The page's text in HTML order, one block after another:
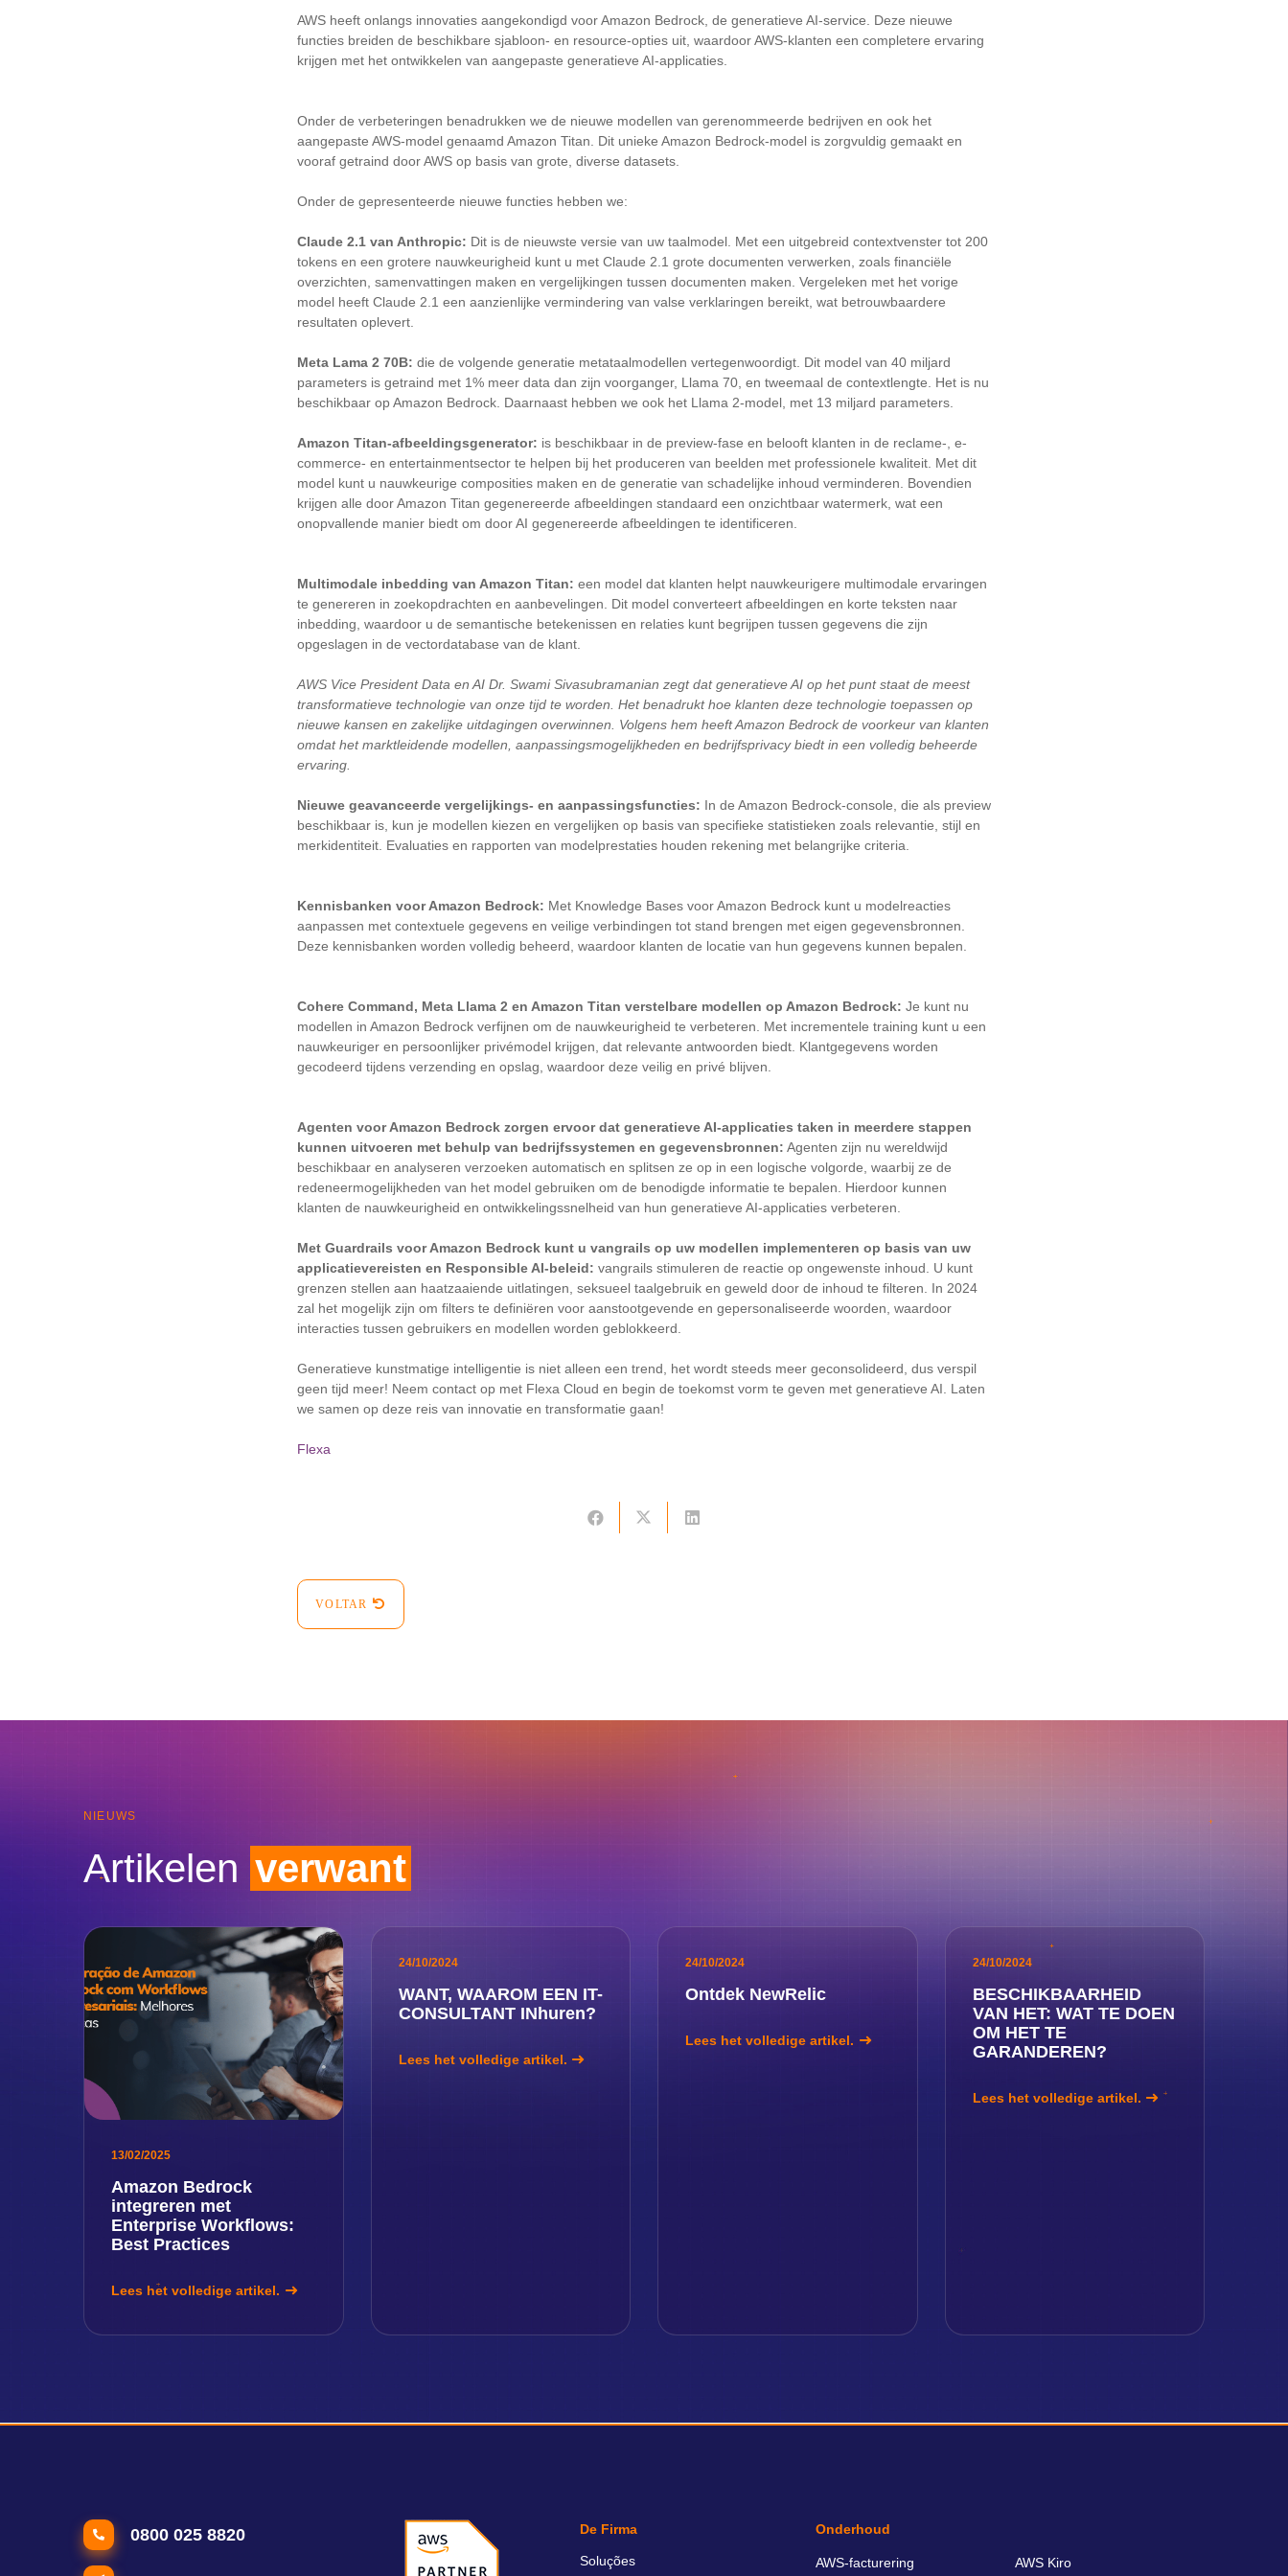
AWS heeft onlangs innovaties aangekondigd voor Amazon Bedrock, de generatieve AI-service. Deze nieuwe
functies breiden de beschikbare sjabloon- en resource-opties uit, waardoor AWS-klanten een completere ervaring
krijgen met het ontwikkelen van aangepaste generatieve AI-applicaties.
Onder de verbeteringen benadrukken we de nieuwe modellen van gerenommeerde bedrijven en ook het
aangepaste AWS-model genaamd Amazon Titan. Dit unieke Amazon Bedrock-model is zorgvuldig gemaakt en
vooraf getraind door AWS op basis van grote, diverse datasets.
Onder de gepresenteerde nieuwe functies hebben we:
Claude 2.1 van Anthropic: Dit is de nieuwste versie van uw taalmodel. Met een uitgebreid contextvenster tot 200
tokens en een grotere nauwkeurigheid kunt u met Claude 2.1 grote documenten verwerken, zoals financiële
overzichten, samenvattingen maken en vergelijkingen tussen documenten maken. Vergeleken met het vorige
model heeft Claude 2.1 een aanzienlijke vermindering van valse verklaringen bereikt, wat betrouwbaardere
resultaten oplevert.
Meta Lama 2 70B: die de volgende generatie metataalmodellen vertegenwoordigt. Dit model van 40 miljard
parameters is getraind met 1% meer data dan zijn voorganger, Llama 70, en tweemaal de contextlengte. Het is nu
beschikbaar op Amazon Bedrock. Daarnaast hebben we ook het Llama 2-model, met 13 miljard parameters.
Amazon Titan-afbeeldingsgenerator: is beschikbaar in de preview-fase en belooft klanten in de reclame-, e-
commerce- en entertainmentsector te helpen bij het produceren van beelden met professionele kwaliteit. Met dit
model kunt u nauwkeurige composities maken en de generatie van schadelijke inhoud verminderen. Bovendien
krijgen alle door Amazon Titan gegenereerde afbeeldingen standaard een onzichtbaar watermerk, wat een
onopvallende manier biedt om door AI gegenereerde afbeeldingen te identificeren.
Multimodale inbedding van Amazon Titan: een model dat klanten helpt nauwkeurigere multimodale ervaringen
te genereren in zoekopdrachten en aanbevelingen. Dit model converteert afbeeldingen en korte teksten naar
inbedding, waardoor u de semantische betekenissen en relaties kunt begrijpen tussen gegevens die zijn
opgeslagen in de vectordatabase van de klant.
AWS Vice President Data en AI Dr. Swami Sivasubramanian zegt dat generatieve AI op het punt staat de meest
transformatieve technologie van onze tijd te worden. Het benadrukt hoe klanten deze technologie toepassen op
nieuwe kansen en zakelijke uitdagingen overwinnen. Volgens hem heeft Amazon Bedrock de voorkeur van klanten
omdat het marktleidende modellen, aanpassingsmogelijkheden en bedrijfsprivacy biedt in een volledig beheerde
ervaring.
Nieuwe geavanceerde vergelijkings- en aanpassingsfuncties: In de Amazon Bedrock-console, die als preview
beschikbaar is, kun je modellen kiezen en vergelijken op basis van specifieke statistieken zoals relevantie, stijl en
merkidentiteit. Evaluaties en rapporten van modelprestaties houden rekening met belangrijke criteria.
Kennisbanken voor Amazon Bedrock: Met Knowledge Bases voor Amazon Bedrock kunt u modelreacties
aanpassen met contextuele gegevens en veilige verbindingen tot stand brengen met eigen gegevensbronnen.
Deze kennisbanken worden volledig beheerd, waardoor klanten de locatie van hun gegevens kunnen bepalen.
Cohere Command, Meta Llama 2 en Amazon Titan verstelbare modellen op Amazon Bedrock: Je kunt nu
modellen in Amazon Bedrock verfijnen om de nauwkeurigheid te verbeteren. Met incrementele training kunt u een
nauwkeuriger en persoonlijker privémodel krijgen, dat relevante antwoorden biedt. Klantgegevens worden
gecodeerd tijdens verzending en opslag, waardoor deze veilig en privé blijven.
Agenten voor Amazon Bedrock zorgen ervoor dat generatieve AI-applicaties taken in meerdere stappen
kunnen uitvoeren met behulp van bedrijfssystemen en gegevensbronnen: Agenten zijn nu wereldwijd
beschikbaar en analyseren verzoeken automatisch en splitsen ze op in een logische volgorde, waarbij ze de
redeneermogelijkheden van het model gebruiken om de benodigde informatie te bepalen. Hierdoor kunnen
klanten de nauwkeurigheid en ontwikkelingssnelheid van hun generatieve AI-applicaties verbeteren.
Met Guardrails voor Amazon Bedrock kunt u vangrails op uw modellen implementeren op basis van uw
applicatievereisten en Responsible AI-beleid: vangrails stimuleren de reactie op ongewenste inhoud. U kunt
grenzen stellen aan haatzaaiende uitlatingen, seksueel taalgebruik en geweld door de inhoud te filteren. In 2024
zal het mogelijk zijn om filters te definiëren voor aanstootgevende en gepersonaliseerde woorden, waardoor
interacties tussen gebruikers en modellen worden geblokkeerd.
Generatieve kunstmatige intelligentie is niet alleen een trend, het wordt steeds meer geconsolideerd, dus verspil
geen tijd meer! Neem contact op met Flexa Cloud en begin de toekomst vorm te geven met generatieve AI. Laten
we samen op deze reis van innovatie en transformatie gaan!
Flexa
VOLTAR
NIEUWS
Artikelen verwant
13/02/2025
Amazon Bedrock
integreren met
Enterprise Workflows:
Best Practices
Lees het volledige artikel.
24/10/2024
WANT, WAAROM EEN IT-
CONSULTANT INhuren?
Lees het volledige artikel.
24/10/2024
Ontdek NewRelic
Lees het volledige artikel.
24/10/2024
BESCHIKBAARHEID
VAN HET: WAT TE DOEN
OM HET TE
GARANDEREN?
Lees het volledige artikel.
0800 025 8820 De Firma
Soluções
Onderhoud
AWS-facturering AWS Kiro